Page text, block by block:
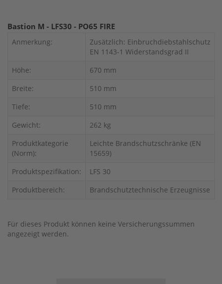
Bastion M - LFS30 - PO65 FIRE
Anmerkung:
Zusätzlich: Einbruchdiebstahlschutz
EN 1143-1 Widerstandsgrad II
Höhe:
670 mm
Breite:
510 mm
Tiefe:
510 mm
Gewicht:
262 kg
Produktkategorie
(Norm):
Leichte Brandschutzschränke (EN
15659)
Produktspezifikation:
LFS 30
Produktbereich:
Brandschutztechnische Erzeugnisse
Für dieses Produkt können keine Versicherungssummen
angezeigt werden.